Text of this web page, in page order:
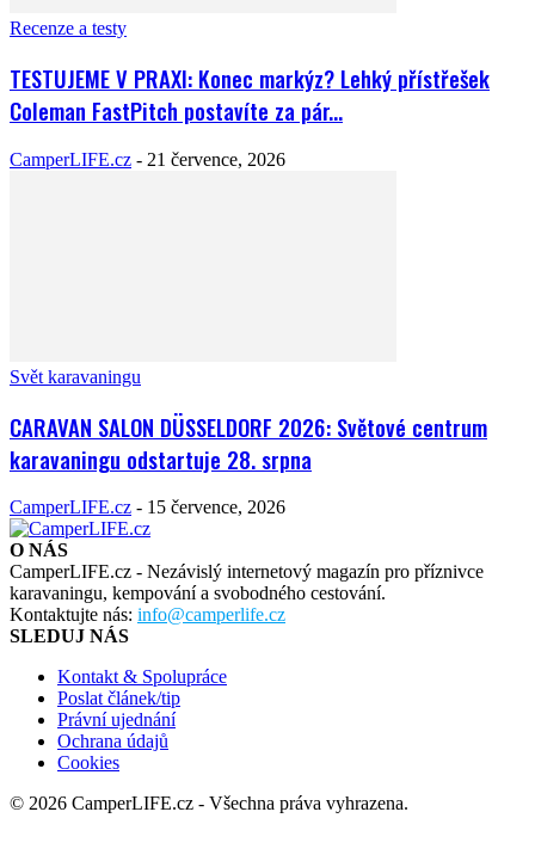
Recenze a testy
TESTUJEME V PRAXI: Konec markýz? Lehký přístřešek
Coleman FastPitch postavíte za pár...
CamperLIFE.cz - 21 července, 2026
Svět karavaningu
CARAVAN SALON DÜSSELDORF 2026: Světové centrum
karavaningu odstartuje 28. srpna
CamperLIFE.cz - 15 července, 2026
O NÁS
CamperLIFE.cz - Nezávislý internetový magazín pro příznivce
karavaningu, kempování a svobodného cestování.
Kontaktujte nás: info@camperlife.cz
SLEDUJ NÁS
Kontakt & Spolupráce
Poslat článek/tip
Právní ujednání
Ochrana údajů
Cookies
© 2026 CamperLIFE.cz - Všechna práva vyhrazena.